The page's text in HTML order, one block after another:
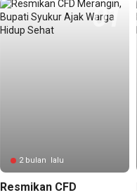
2 bulan lalu
Resmikan CFD